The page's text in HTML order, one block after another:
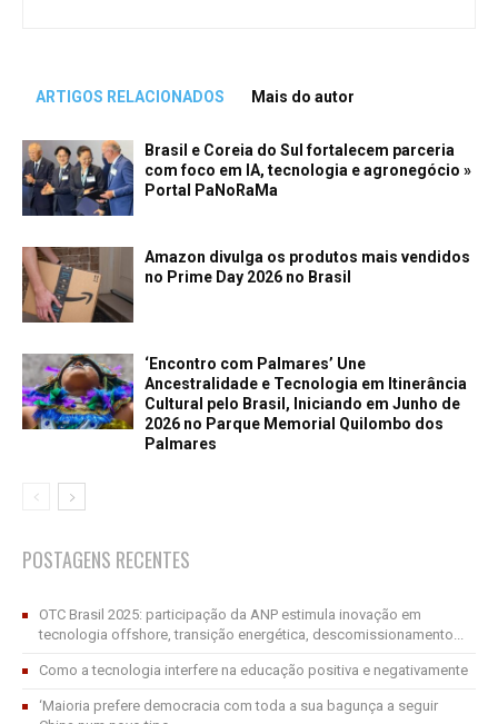
ARTIGOS RELACIONADOS Mais do autor
Brasil e Coreia do Sul fortalecem parceria
com foco em IA, tecnologia e agronegócio »
Portal PaNoRaMa
Amazon divulga os produtos mais vendidos
no Prime Day 2026 no Brasil
‘Encontro com Palmares’ Une
Ancestralidade e Tecnologia em Itinerância
Cultural pelo Brasil, Iniciando em Junho de
2026 no Parque Memorial Quilombo dos
Palmares
POSTAGENS RECENTES
OTC Brasil 2025: participação da ANP estimula inovação em
tecnologia offshore, transição energética, descomissionamento...
Como a tecnologia interfere na educação positiva e negativamente
‘Maioria prefere democracia com toda a sua bagunça a seguir